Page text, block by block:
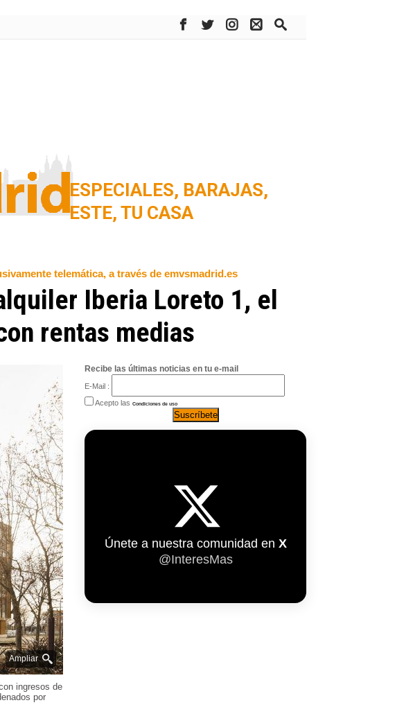
ESPECIALES, BARAJAS,
ESTE, TU CASA
telemática, a través de emvsmadrid.es
Iberia Loreto 1, el
rentas medias
Ampliar
ingresos de
por
Recibe las últimas noticias en tu e-mail
E-Mail :
Acepto las Condiciones de uso
Únete a nuestra comunidad en X
@InteresMas